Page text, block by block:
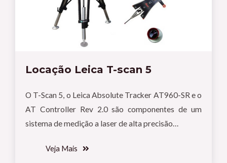
Locação Leica T-scan 5
O T-Scan 5, o Leica Absolute Tracker AT960-SR e o
AT Controller Rev 2.0 são componentes de um
sistema de medição a laser de alta precisão…
Veja Mais